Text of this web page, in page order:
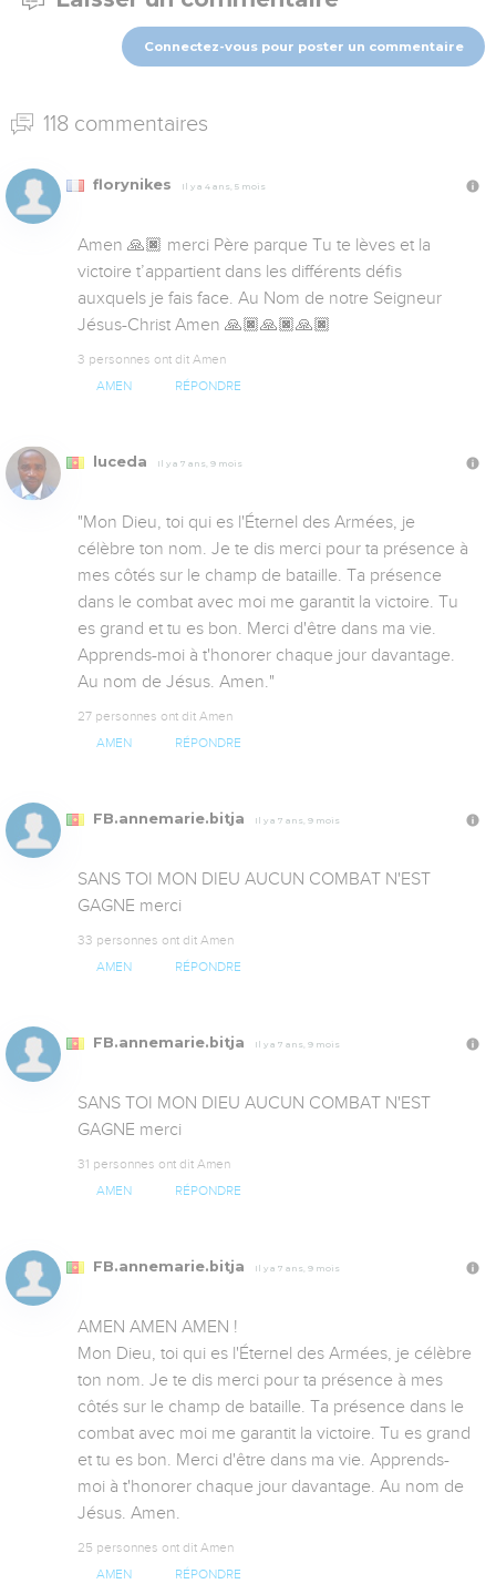
Connectez-vous pour poster un commentaire
118 commentaires
florynikes Il y a 4 ans, 5 mois
Amen 🙏🏿 merci Père parque Tu te lèves et la
victoire t’appartient dans les différents défis
auxquels je fais face. Au Nom de notre Seigneur
Jésus-Christ Amen 🙏🏿🙏🏿🙏🏿
3 personnes ont dit Amen
AMEN RÉPONDRE
luceda Il y a 7 ans, 9 mois
"Mon Dieu, toi qui es l'Éternel des Armées, je
célèbre ton nom. Je te dis merci pour ta présence à
mes côtés sur le champ de bataille. Ta présence
dans le combat avec moi me garantit la victoire. Tu
es grand et tu es bon. Merci d'être dans ma vie.
Apprends-moi à t'honorer chaque jour davantage.
Au nom de Jésus. Amen."
27 personnes ont dit Amen
AMEN RÉPONDRE
FB.annemarie.bitja Il y a 7 ans, 9 mois
SANS TOI MON DIEU AUCUN COMBAT N'EST
GAGNE merci
33 personnes ont dit Amen
AMEN RÉPONDRE
FB.annemarie.bitja Il y a 7 ans, 9 mois
SANS TOI MON DIEU AUCUN COMBAT N'EST
GAGNE merci
31 personnes ont dit Amen
AMEN RÉPONDRE
FB.annemarie.bitja Il y a 7 ans, 9 mois
AMEN AMEN AMEN !
Mon Dieu, toi qui es l'Éternel des Armées, je célèbre
ton nom. Je te dis merci pour ta présence à mes
côtés sur le champ de bataille. Ta présence dans le
combat avec moi me garantit la victoire. Tu es grand
et tu es bon. Merci d'être dans ma vie. Apprends-
moi à t'honorer chaque jour davantage. Au nom de
Jésus. Amen.
25 personnes ont dit Amen
AMEN RÉPONDRE